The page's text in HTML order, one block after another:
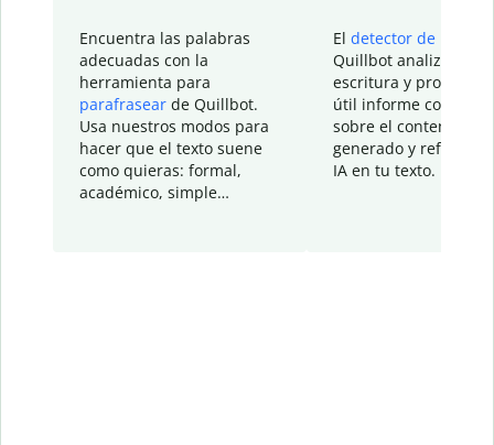
Encuentra las palabras
adecuadas con la
herramienta para
parafrasear de Quillbot.
Usa nuestros modos para
hacer que el texto suene
como quieras: formal,
académico, simple…
El detector de IA
Quillbot analiza tu
escritura y
útil informe con
sobre el contenido
generado y refinado
IA en tu texto.